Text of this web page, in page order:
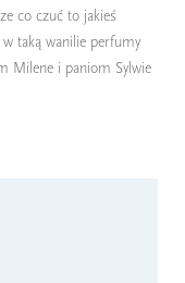
co czuć to jakieś
taką wanilie perfumy
Milene i paniom Sylwie